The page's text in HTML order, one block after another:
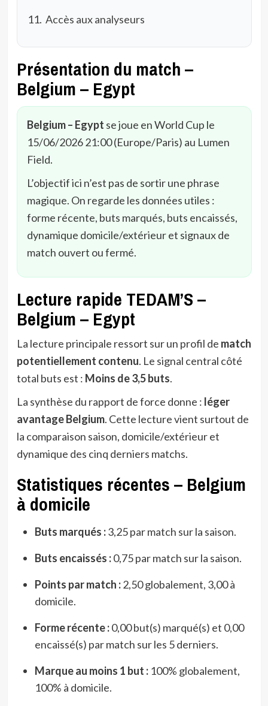
Accès aux analyseurs
Présentation du match –
Belgium – Egypt
Belgium – Egypt se joue en World Cup le
15/06/2026 21:00 (Europe/Paris) au Lumen
Field.
L’objectif ici n’est pas de sortir une phrase
magique. On regarde les données utiles :
forme récente, buts marqués, buts encaissés,
dynamique domicile/extérieur et signaux de
match ouvert ou fermé.
Lecture rapide TEDAM’S –
Belgium – Egypt
La lecture principale ressort sur un profil de match
potentiellement contenu. Le signal central côté
total buts est : Moins de 3,5 buts.
La synthèse du rapport de force donne : léger
avantage Belgium. Cette lecture vient surtout de
la comparaison saison, domicile/extérieur et
dynamique des cinq derniers matchs.
Statistiques récentes – Belgium
à domicile
Buts marqués :3,25 par match sur la saison.
Buts encaissés :0,75 par match sur la saison.
Points par match :2,50 globalement, 3,00 à
domicile.
Forme récente :0,00 but(s) marqué(s) et 0,00
encaissé(s) par match sur les 5 derniers.
Marque au moins 1 but :100% globalement,
100% à domicile.